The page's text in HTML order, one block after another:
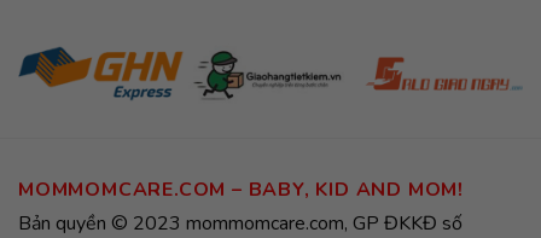
MOMMOMCARE.COM – BABY, KID AND MOM!
Bản quyền © 2023 mommomcare.com, GP ĐKKĐ số